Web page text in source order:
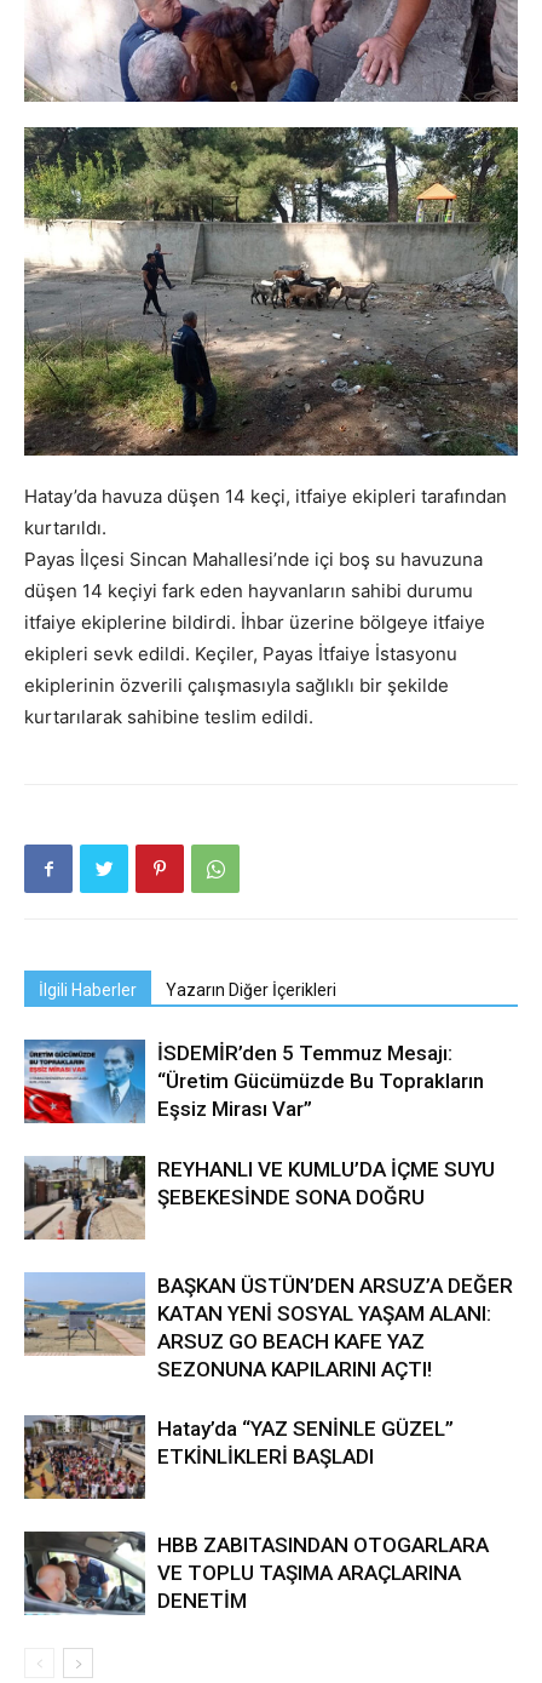
Hatay’da havuza düşen 14 keçi, itfaiye ekipleri tarafından
kurtarıldı.
Payas İlçesi Sincan Mahallesi’nde içi boş su havuzuna
düşen 14 keçiyi fark eden hayvanların sahibi durumu
itfaiye ekiplerine bildirdi. İhbar üzerine bölgeye itfaiye
ekipleri sevk edildi. Keçiler, Payas İtfaiye İstasyonu
ekiplerinin özverili çalışmasıyla sağlıklı bir şekilde
kurtarılarak sahibine teslim edildi.
İlgili Haberler Yazarın Diğer İçerikleri
İSDEMİR’den 5 Temmuz Mesajı:
“Üretim Gücümüzde Bu Toprakların
Eşsiz Mirası Var”
REYHANLI VE KUMLU’DA İÇME SUYU
ŞEBEKESİNDE SONA DOĞRU
BAŞKAN ÜSTÜN’DEN ARSUZ’A DEĞER
KATAN YENİ SOSYAL YAŞAM ALANI:
ARSUZ GO BEACH KAFE YAZ
SEZONUNA KAPILARINI AÇTI!
Hatay’da “YAZ SENİNLE GÜZEL”
ETKİNLİKLERİ BAŞLADI
HBB ZABITASINDAN OTOGARLARA
VE TOPLU TAŞIMA ARAÇLARINA
DENETİM